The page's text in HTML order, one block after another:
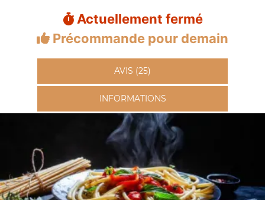
Actuellement fermé
Précommande pour demain
AVIS (25)
INFORMATIONS